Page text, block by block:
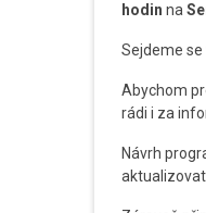
hodin na
Sejdeme
Abychom
rádi i za
Návrh